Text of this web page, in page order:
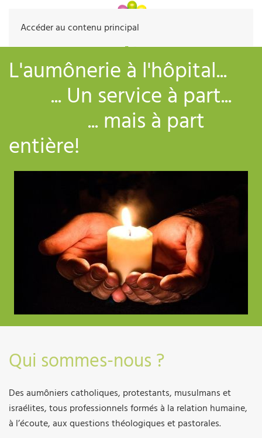
Accéder au contenu principal
L'aumônerie à l'hôpital...
... Un service à part...
... mais à part
entière!
Qui sommes-nous ?
Des aumôniers catholiques, protestants, musulmans et
israélites, tous professionnels formés à la relation humaine,
à l’écoute, aux questions théologiques et pastorales.